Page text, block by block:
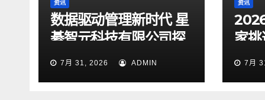
资讯
数据驱动管理新时代 星
綦智元科技有限公司探
索智慧决策价值
7月 31, 2026 ADMIN
资讯
家
企业
7月